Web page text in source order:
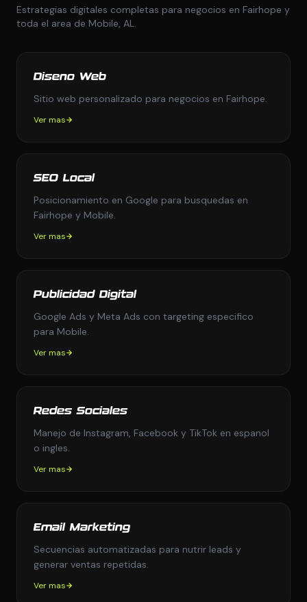
Estrategias digitales completas para negocios en Fairhope y
toda el area de Mobile, AL.
Diseno Web
Sitio web personalizado para negocios en Fairhope.
Ver mas
SEO Local
Posicionamiento en Google para busquedas en
Fairhope y Mobile.
Ver mas
Publicidad Digital
Google Ads y Meta Ads con targeting especifico
para Mobile.
Ver mas
Redes Sociales
Manejo de Instagram, Facebook y TikTok en espanol
o ingles.
Ver mas
Email Marketing
Secuencias automatizadas para nutrir leads y
generar ventas repetidas.
Ver mas